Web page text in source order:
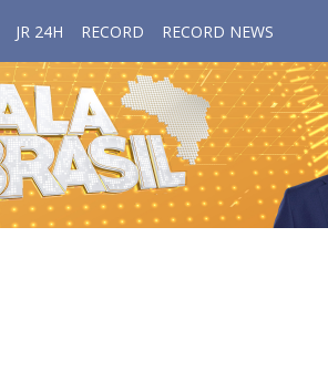
JR 24H RECORD RECORD NEWS